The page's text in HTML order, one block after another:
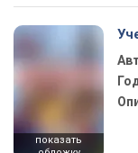
показать